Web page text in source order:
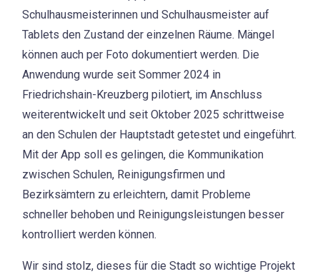
Schulhausmeisterinnen und Schulhausmeister auf
Tablets den Zustand der einzelnen Räume. Mängel
können auch per Foto dokumentiert werden. Die
Anwendung wurde seit Sommer 2024 in
Friedrichshain-Kreuzberg pilotiert, im Anschluss
weiterentwickelt und seit Oktober 2025 schrittweise
an den Schulen der Hauptstadt getestet und eingeführt.
Mit der App soll es gelingen, die Kommunikation
zwischen Schulen, Reinigungsfirmen und
Bezirksämtern zu erleichtern, damit Probleme
schneller behoben und Reinigungsleistungen besser
kontrolliert werden können.
Wir sind stolz, dieses für die Stadt so wichtige Projekt